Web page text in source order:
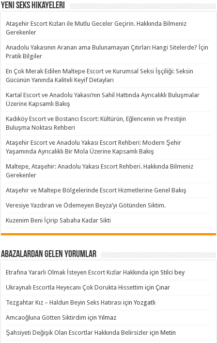
Yeni Seks Hikayeleri
Ataşehir Escort Kızları ile Mutlu Geceler Geçirin. Hakkında Bilmeniz
Gerekenler
Anadolu Yakasının Aranan ama Bulunamayan Çıtırları Hangi Sitelerde? İçin
Pratik Bilgiler
En Çok Merak Edilen Maltepe Escort ve Kurumsal Seksi İşçiliği: Seksin
Gücünün Yanında Kaliteli Keyif Detayları
Kartal Escort ve Anadolu Yakası’nın Sahil Hattında Ayrıcalıklı Buluşmalar
Üzerine Kapsamlı Bakış
Kadıköy Escort ve Bostancı Escort: Kültürün, Eğlencenin ve Prestijin
Buluşma Noktası Rehberi
Ataşehir Escort ve Anadolu Yakası Escort Rehberi: Modern Şehir
Yaşamında Ayrıcalıklı Bir Mola Üzerine Kapsamlı Bakış
Maltepe, Ataşehir: Anadolu Yakası Escort Rehberi. Hakkında Bilmeniz
Gerekenler
Ataşehir ve Maltepe Bölgelerinde Escort Hizmetlerine Genel Bakış
Veresiye Yazdıran ve Ödemeyen Beyza’yı Götünden Siktim.
Kuzenim Beni İçirip Sabaha Kadar Sikti
Abazalardan Gelen Yorumlar
Etrafına Yararlı Olmak İsteyen Escort Kızlar Hakkında içinStilci bey
Ukraynalı Escortla Heyecanı Çok Dorukta Hissettim içinÇınar
Tezgahtar Kız – Haldun Beyin Seks Hatırası içinYozgatlı
Amcaoğluna Götten Siktirdim içinYılmaz
Şahsiyeti Değişik Olan Escortlar Hakkında Belirsizler içinMetin